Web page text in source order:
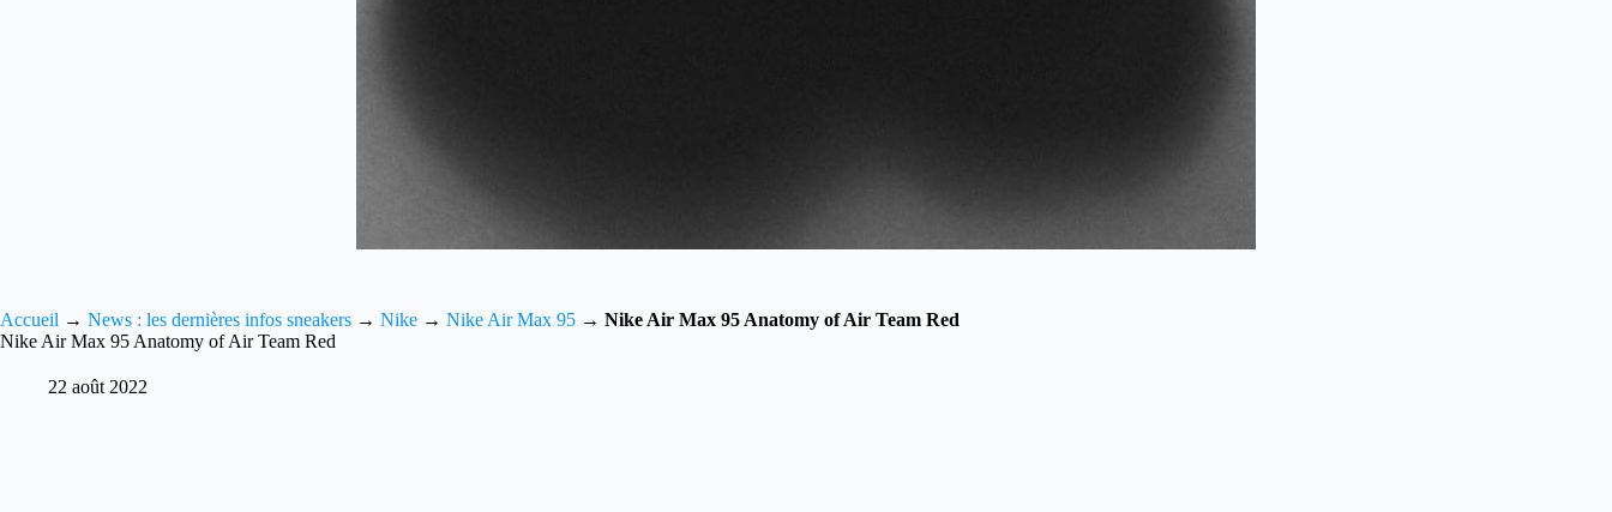
Accueil → News : les dernières infos sneakers → Nike → Nike Air Max 95 → Nike Air Max 95 Anatomy of Air Team Red
Nike Air Max 95 Anatomy of Air Team Red
22 août 2022